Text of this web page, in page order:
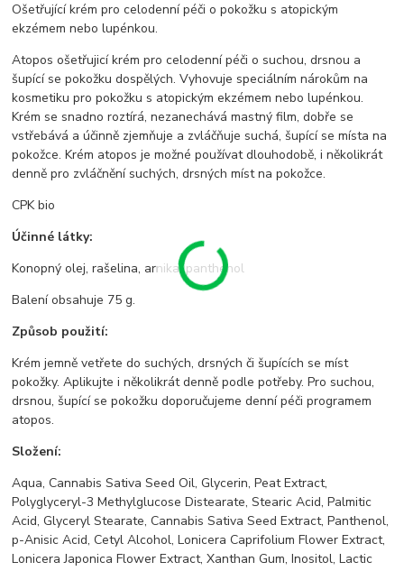
Ošetřující krém pro celodenní péči o pokožku s atopickým
ekzémem nebo lupénkou.
Atopos ošetřujicí krém pro celodenní péči o suchou, drsnou a
šupící se pokožku dospělých. Vyhovuje speciálním nárokům na
kosmetiku pro pokožku s atopickým ekzémem nebo lupénkou.
Krém se snadno roztírá, nezanechává mastný film, dobře se
vstřebává a účinně zjemňuje a zvláčňuje suchá, šupící se místa na
pokožce. Krém atopos je možné používat dlouhodobě, i několikrát
denně pro zvláčnění suchých, drsných míst na pokožce.
CPK bio
Účinné látky:
Konopný olej, rašelina, arnika, panthenol
Balení obsahuje 75 g.
Způsob použití:
Krém jemně vetřete do suchých, drsných či šupících se míst
pokožky. Aplikujte i několikrát denně podle potřeby. Pro suchou,
drsnou, šupící se pokožku doporučujeme denní péči programem
atopos.
Složení:
Aqua, Cannabis Sativa Seed Oil, Glycerin, Peat Extract,
Polyglyceryl-3 Methylglucose Distearate, Stearic Acid, Palmitic
Acid, Glyceryl Stearate, Cannabis Sativa Seed Extract, Panthenol,
p-Anisic Acid, Cetyl Alcohol, Lonicera Caprifolium Flower Extract,
Lonicera Japonica Flower Extract, Xanthan Gum, Inositol, Lactic